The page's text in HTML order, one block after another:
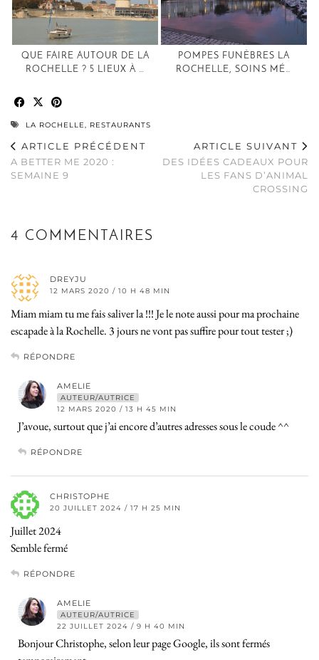
QUE FAIRE AUTOUR DE LA
ROCHELLE ? 5 LIEUX À …
POMPES FUNÈBRES LA
ROCHELLE, SOINS MÉ…
LA ROCHELLE, RESTAURANTS
ARTICLE PRÉCÉDENT
A BETTER ME 2020 :
SEMAINE 9
ARTICLE SUIVANT
DES IDÉES CADEAUX POUR
LES FANS D’ANIMAL
CROSSING
4 COMMENTAIRES
DREYJU
12 MARS 2020 / 10 H 48 MIN
Miam miam tu me fais saliver la !!! Je le note aussi pour ma prochaine
escapade à la Rochelle. 3 jours ne vont pas suffire pour tout tester ;)
RÉPONDRE
AMELIE
AUTEUR/AUTRICE
12 MARS 2020 / 13 H 45 MIN
J’avoue, surtout que j’ai encore d’autres adresses sous le coude ^^
RÉPONDRE
CHRISTOPHE
20 JUILLET 2024 / 17 H 25 MIN
Juillet 2024
Semble fermé
RÉPONDRE
AMELIE
AUTEUR/AUTRICE
22 JUILLET 2024 / 9 H 40 MIN
Bonjour Christophe, selon leur page Google, ils sont fermés